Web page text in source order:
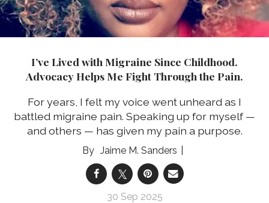
I’ve Lived with Migraine Since Childhood.
Advocacy Helps Me Fight Through the Pain.
For years, I felt my voice went unheard as I
battled migraine pain. Speaking up for myself —
and others — has given my pain a purpose.
Jaime M. Sanders
30 Sep 2025